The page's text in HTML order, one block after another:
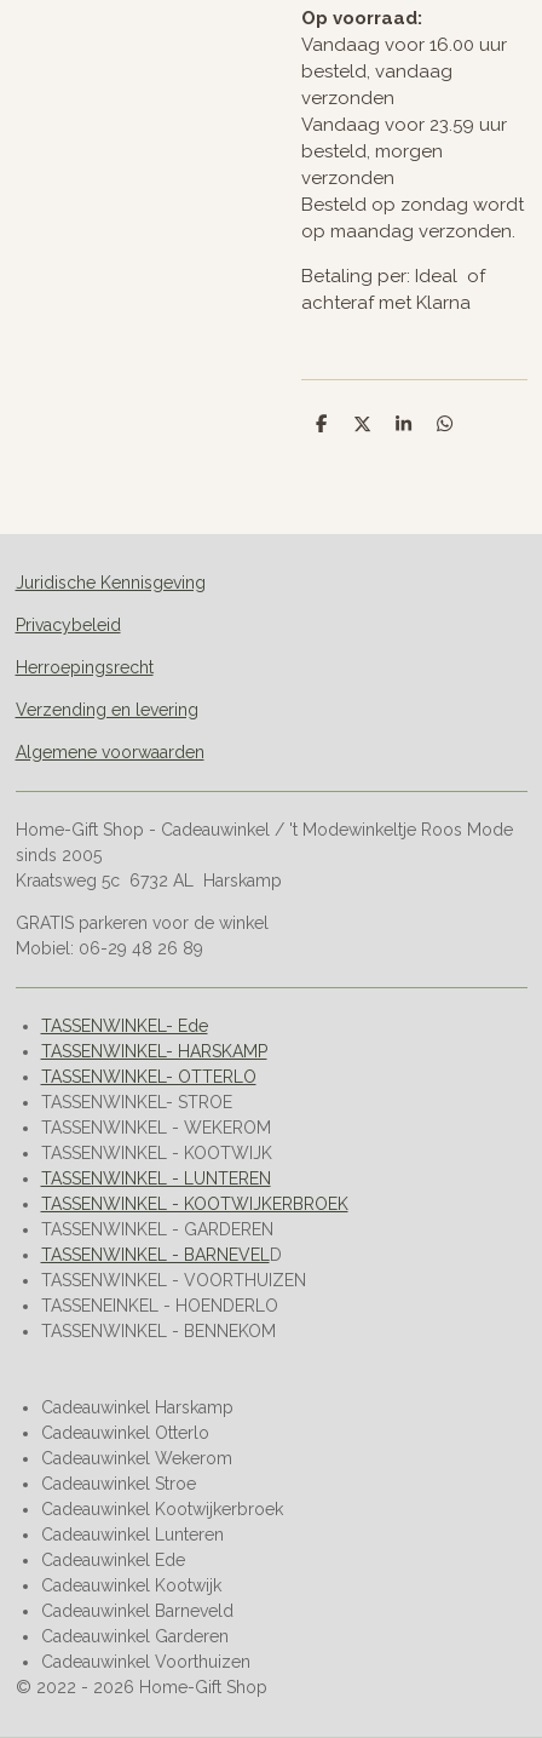
Op voorraad:
Vandaag voor 16.00 uur
besteld, vandaag
verzonden
Vandaag voor 23.59 uur
besteld, morgen
verzonden
Besteld op zondag wordt
op maandag verzonden.
Betaling per: Ideal of
achteraf met Klarna
D
D
S
D
Juridische Kennisgeving
Privacybeleid
Herroepingsrecht
Verzending en levering
Algemene voorwaarden
Home-Gift Shop - Cadeauwinkel / 't Modewinkeltje Roos Mode
sinds 2005
Kraatsweg 5c 6732 AL Harskamp
GRATIS parkeren voor de winkel
Mobiel: 06-29 48 26 89
TASSENWINKEL- Ede
TASSENWINKEL- HARSKAMP
TASSENWINKEL- OTTERLO
TASSENWINKEL- STROE
TASSENWINKEL - WEKEROM
TASSENWINKEL - KOOTWIJK
TASSENWINKEL - LUNTEREN
TASSENWINKEL - KOOTWIJKERBROEK
TASSENWINKEL - GARDEREN
TASSENWINKEL - BARNEVEL
D
TASSENWINKEL - VOORTHUIZEN
TASSENEINKEL - HOENDERLO
TASSENWINKEL - BENNEKOM
Cadeauwinkel Harskamp
Cadeauwinkel Otterlo
Cadeauwinkel Wekerom
Cadeauwinkel Stroe
Cadeauwinkel Kootwijkerbroek
Cadeauwinkel Lunteren
Cadeauwinkel Ede
Cadeauwinkel Kootwijk
Cadeauwinkel Barneveld
Cadeauwinkel Garderen
Cadeauwinkel Voorthuizen
© 2022 - 2026 Home-Gift Shop